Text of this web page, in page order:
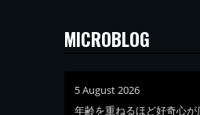
MICROBLOG
5 August 2026
年齢を重ねるほど好奇心が